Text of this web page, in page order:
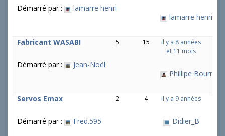
Démarré par : lamarre henri
lamarre henri
Fabricant WASABI
Démarré par : Jean-Noël
5 15
il y a 8 années
et 11 mois
Phillipe Bourrier
Servos Emax
Démarré par : Fred.595
2 4 il y a 9 années
Didier_B